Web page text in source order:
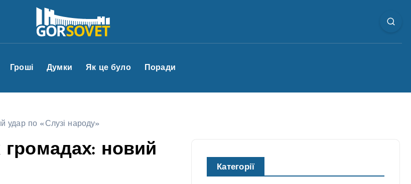
Гроші Думки Як це було Поради
удар по «Слузі народу»
новий
Категорії